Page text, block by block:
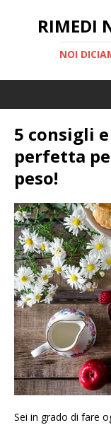
RIMEDI
NOI
5 consigli
perfetta
peso!
Sei in grado di fare